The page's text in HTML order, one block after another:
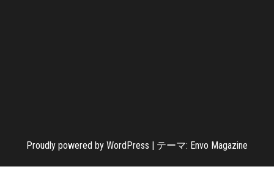
Proudly powered by WordPress テーマ: Envo Magazine